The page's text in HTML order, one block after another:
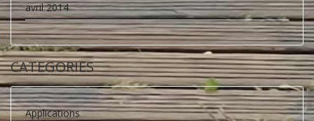
avril 2014
CATEGORIES
Applications